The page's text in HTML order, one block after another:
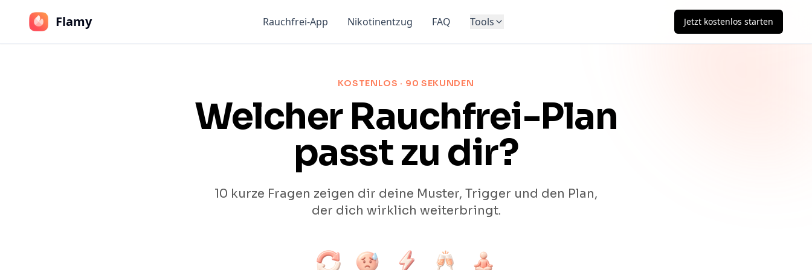
Flamy Jetzt kostenlos starten
Rauchfrei-App Nikotinentzug FAQ Tools
KOSTENLOS · 90 SEKUNDEN
Welcher Rauchfrei-Plan
passt zu dir?
10 kurze Fragen zeigen dir deine Muster, Trigger und den Plan,
der dich wirklich weiterbringt.